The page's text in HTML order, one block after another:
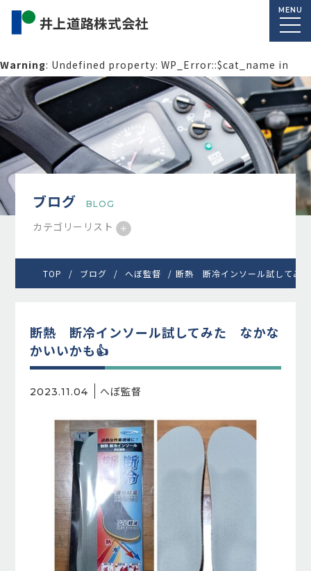
MENU
Warning: Undefined property: WP_Error::$cat_name in
/home/macolab2/inouedoro.co.jp/public_html/wp-
content/themes/inourdoro_theme_2024/single.phpon
line14
ブログ BLOG
カテゴリーリスト
TOP ブログ へぼ監督 断熱 断冷インソール試してみ
断熱 断冷インソール試してみた なかな
かいいかも👍️
2023.11.04 へぼ監督